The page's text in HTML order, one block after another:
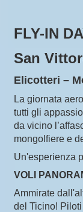
FLY-IN
San
Elicotteri –
La giornata
tutti gli
da vicino
mongolfiere e
Un'esperienza
VOLI
Ammirate
del Ticino!